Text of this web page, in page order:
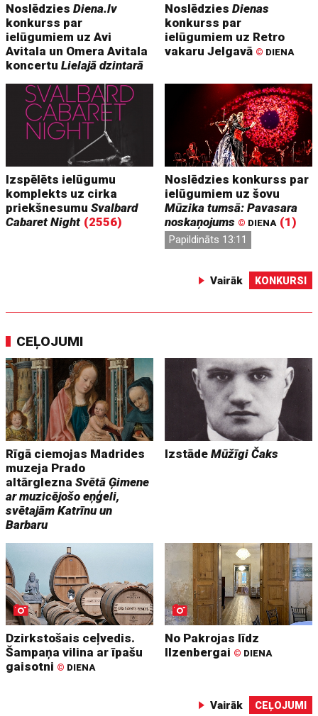
NoslēdziesDiena.lv
konkurss par
ielūgumiem uz Avi
Avitala un Omera Avitala
koncertuLielajā dzintarā
NoslēdziesDienas
konkurss par
ielūgumiem uz Retro
vakaru Jelgavā © DIENA
Izspēlēts ielūgumu
komplekts uz cirka
priekšnesumuSvalbard
Cabaret Night (2556)
Noslēdzies konkurss par
ielūgumiem uz šovu
Mūzika tumsā: Pavasara
noskaņojums © DIENA (1)
Papildināts 13:11
Vairāk KONKURSI
CEĻOJUMI
Rīgā ciemojas Madrides
muzeja Prado
altārgleznaSvētā Ģimene
ar muzicējošo eņģeli,
svētajām Katrīnu un
Barbaru
IzstādeMūžīgi Čaks
Dzirkstošais ceļvedis.
Šampaņa vilina ar īpašu
gaisotni © DIENA
No Pakrojas līdz
Ilzenbergai © DIENA
Vairāk CEĻOJUMI